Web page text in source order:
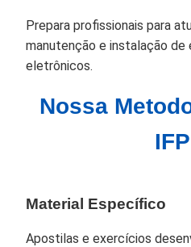
Prepara profissionais para
manutenção e instalação de
eletrônicos.
Nossa
Material Específico
Apostilas e exercícios